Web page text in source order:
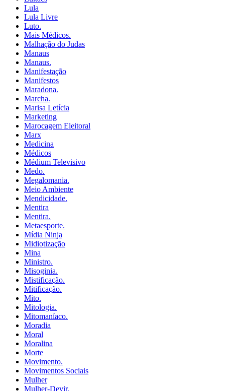
Lula
Lula Livre
Luto.
Mais Médicos.
Malhação do Judas
Manaus
Manaus.
Manifestação
Manifestos
Maradona.
Marcha.
Marisa Letícia
Marketing
Marocagem Eleitoral
Marx
Medicina
Médicos
Médium Televisivo
Medo.
Megalomania.
Meio Ambiente
Mendicidade.
Mentira
Mentira.
Metaesporte.
Mídia Ninja
Midiotização
Mina
Ministro.
Misoginia.
Mistificação.
Mitificação.
Mito.
Mitologia.
Mitomaníaco.
Moradia
Moral
Moralina
Morte
Movimento.
Movimentos Sociais
Mulher
Mulher-Devir.